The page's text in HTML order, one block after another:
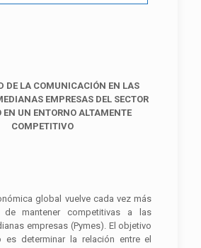
DE LA COMUNICACIÓN EN LAS
EMPRESAS DEL SECTOR
EN UN ENTORNO ALTAMENTE
COMPETITIVO
global vuelve cada vez más
mantener competitivas a las
empresas (Pymes). El objetivo
es determinar la relación entre el